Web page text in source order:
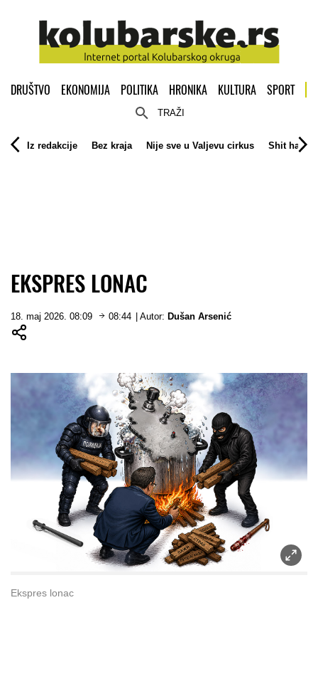
DRUŠTVO EKONOMIJA POLITIKA HRONIKA KULTURA SPORT
TRAŽI
Iz redakcije Bez kraja Nije sve u Valjevu cirkus Shit
EKSPRES LONAC
18. maj 2026. 08:09 08:44 | Autor: Dušan Arsenić
Ekspres lonac